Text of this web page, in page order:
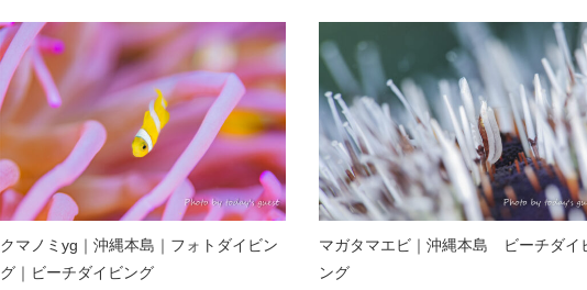
クマノミyg｜沖縄本島｜フォトダイビン
グ｜ビーチダイビング
マガタマエビ｜沖縄本島 ビーチダイ
ング